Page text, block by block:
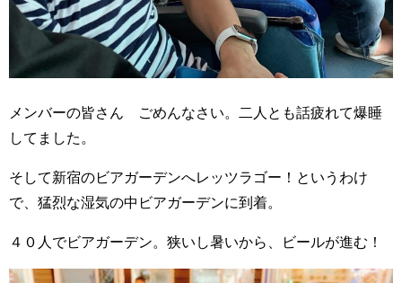
メンバーの皆さん ごめんなさい。二人とも話疲れて爆睡
してました。
そして新宿のビアガーデンへレッツラゴー！というわけ
で、猛烈な湿気の中ビアガーデンに到着。
４０人でビアガーデン。狭いし暑いから、ビールが進む！